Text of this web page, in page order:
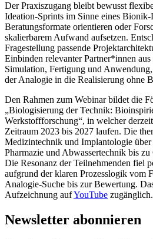
Der Praxiszugang bleibt bewusst
Ideation-Sprints im Sinne eines
Beratungsformate orientieren oder
skalierbarem Aufwand aufsetzen.
Fragestellung passende
Einbinden relevanter Partner*innen
Simulation, Fertigung und
der Analogie in die Realisierung ohne
Den Rahmen zum Webinar bildet die
„Biologisierung der Technik:
Werkstoffforschung“, in welcher
Zeitraum 2023 bis 2027 laufen. Die
Medizintechnik und Implantologie
Pharmazie und Abwassertechnik bis
Die Resonanz der Teilnehmenden fiel
aufgrund der klaren Prozesslogik vom
Analogie-Suche bis zur Bewertung.
Aufzeichnung aufYouTube zugänglich.
Newsletter abonnieren